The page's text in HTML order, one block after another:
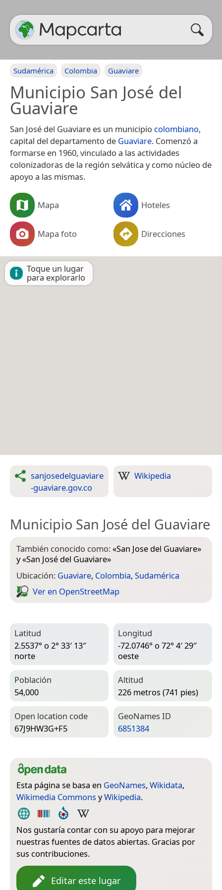
Sudamérica Colombia Guaviare
Municipio San José del
Guaviare
San José del Guaviare es un municipio colombiano,
capital del departamento de Guaviare. Comenzó a
formarse en 1960, vinculado a las actividades
colonizadoras de la región selvática y como núcleo de
apoyo a las mismas.
Mapa Hoteles
Mapa foto Direcciones
Toque un lugar
para explorarlo
sanjosedelguaviare
-guaviare.gov.co
Wikipedia
Municipio San José del Guaviare
También conocido como:«San Jose del Guaviare»
y «San José del Guaviare»
Ubicación: Guaviare, Colombia, Sudamérica
Ver en Open­Street­Map
Latitud
2.5537° o 2° 33′ 13″
norte
Longitud
-72.0746° o 72° 4′ 29″
oeste
Población
54,000
Altitud
226 metros (741 pies)
Open location code
67J9HW3G+F5
Geo­Names ID
6851384
Esta página se basa en GeoNames, Wikidata,
Wikimedia Commons yWikipedia.
Nos gustaría contar con su apoyo para mejorar
nuestras fuentes de datos abiertas. Gracias por
sus contribuciones.
Editar este lugar